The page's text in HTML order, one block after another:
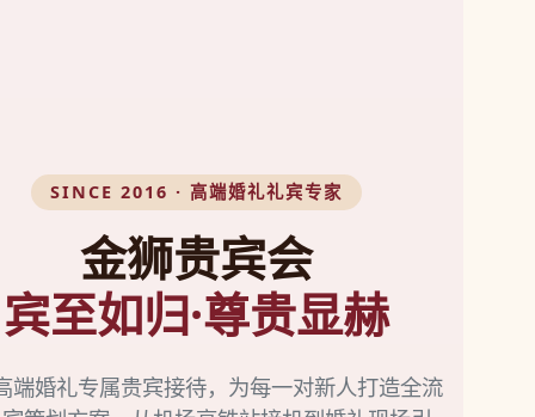
SINCE 2016 · 高端婚礼礼宾专家
金狮贵宾会
宾至如归·尊贵显赫
端婚礼专属贵宾接待，为每一对新人打造全流